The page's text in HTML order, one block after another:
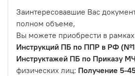
Заинтересовавшие Вас
полном объеме,
Вы можете приобрести в рамках
Инструкций ПБ по ППР в РФ
Инструктажей ПБ по Приказу
физических лиц: Получение 5-